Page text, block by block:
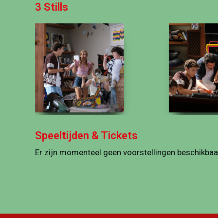
3 Stills
Speeltijden & Tickets
Er zijn momenteel geen voorstellingen